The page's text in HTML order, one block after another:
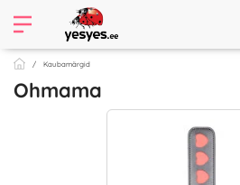
Kaubamärgid
Ohmama